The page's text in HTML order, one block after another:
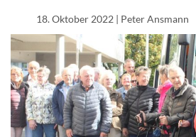
18. Oktober 2022 | Peter Ansmann